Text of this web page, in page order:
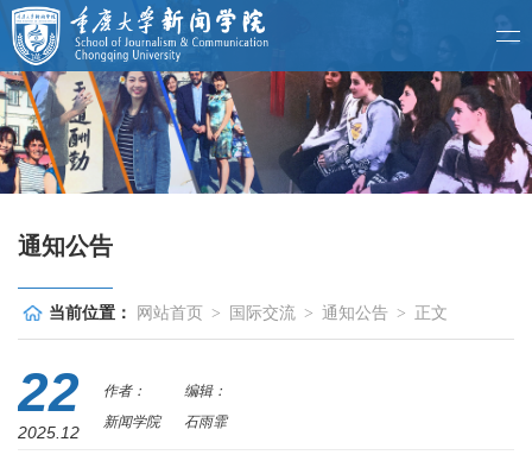
通知公告
当前位置： 网站首页 > 国际交流 > 通知公告 > 正文
22
2025.12
作者：
新闻学院
编辑：
石雨霏